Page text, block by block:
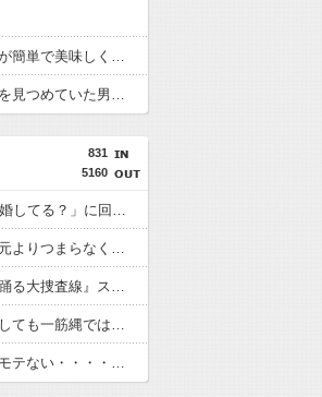
自炊するようになって炊き込みご飯が簡単で美味しくてコスパもいいことに気づいた
死神の姿で病院の屋上に登り、患者を見つめていた男に罰金刑
831
5160
【衝撃】さかなクンさん50歳、「結婚してる？」に回答ｗｗｗｗｗｗｗｗｗｗ
【困惑】脚本家さん「原作改変して元よりつまらなくしたろ！」←何がしたいの？ｗｗｗｗｗｗｗｗｗｗ
【悲報】佐藤二朗さん主演予定の『踊る大捜査線』スピンオフ、ガチで撮影中止が正式決定・・・・・・・・・
【悲報】中村敬斗さんの移籍、またしても一筋縄ではいかない・・・・・・・・・
【悲報】アスペ男性さん、絶望的にモテない・・・・・・・・・